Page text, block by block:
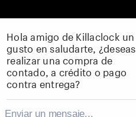
A Mayor
Hola amigo de Killaclock un
gusto en saludarte, ¿deseas
realizar una compra de
contado, a crédito o pago
contra entrega?
Enviar un mensaje...